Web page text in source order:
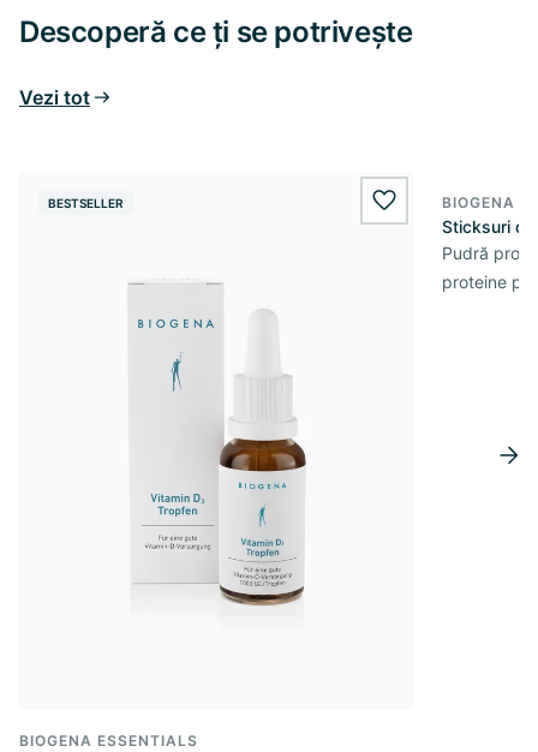
Descoperă ce ți se potrivește
Vezi tot
BESTSELLER wishlist.add
BIOGENA ESSENTIALS
BIOGENA
Sticksuri
Pudră
proteine pe